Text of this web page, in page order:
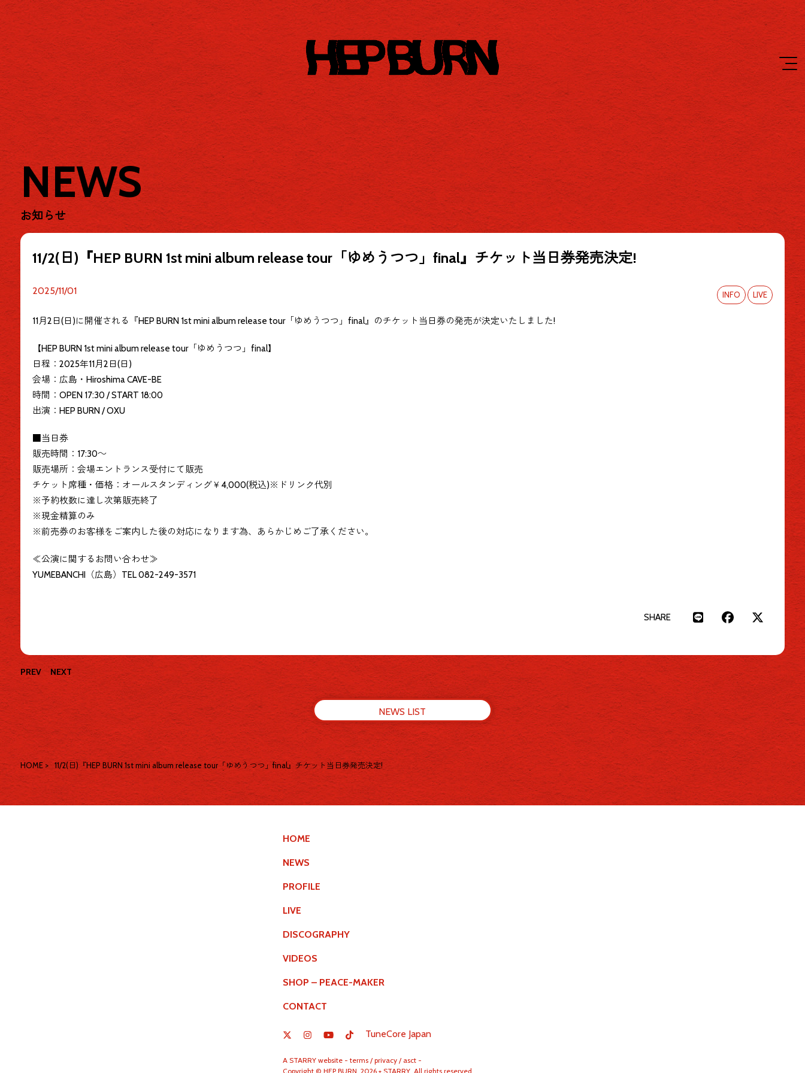
NEWS
お知らせ
11/2(日)『HEP BURN 1st mini album release tour「ゆめうつつ」final』チケット当日券発売決定!
2025/11/01 INFO LIVE
11月2日(日)に開催される『HEP BURN 1st mini album release tour「ゆめうつつ」final』のチケット当日券の発売が決定いたしました!
【HEP BURN 1st mini album release tour「ゆめうつつ」final】
日程：2025年11月2日(日)
会場：広島・Hiroshima CAVE-BE
時間：OPEN 17:30 / START 18:00
出演：HEP BURN/OXU
■当日券
販売時間：17:30～
販売場所：会場エントランス受付にて販売
チケット席種・価格：オールスタンディング￥4,000(税込)※ドリンク代別
※予約枚数に達し次第販売終了
※現金精算のみ
※前売券のお客様をご案内した後の対応になります為、あらかじめご了承ください。
≪公演に関するお問い合わせ≫
YUMEBANCHI（広島）TEL 082-249-3571
SHARE
PREV NEXT
NEWS LIST
HOME> 11/2(日)『HEP BURN 1st mini album release tour「ゆめうつつ」final』チケット当日券発売決定!
HOME
NEWS
PROFILE
LIVE
DISCOGRAPHY
VIDEOS
SHOP – PEACE-MAKER
CONTACT
TuneCore Japan
A STARRY website - terms / privacy / asct -
Copyright © HEP BURN. 2026 + STARRY. All rights reserved.